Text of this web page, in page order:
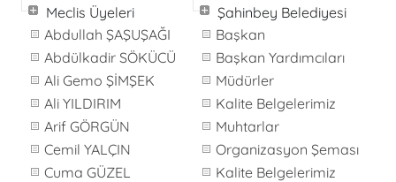
Meclis Üyeleri
Abdullah ŞAŞUŞAĞI
Abdülkadir SÖKÜCÜ
Ali Gemo ŞİMŞEK
Ali YILDIRIM
Arif GÖRGÜN
Cemil YALÇIN
Cuma GÜZEL
Şahinbey Belediyesi
Başkan
Başkan Yardımcıları
Müdürler
Kalite Belgelerimiz
Muhtarlar
Organizasyon Şeması
Kalite Belgelerimiz